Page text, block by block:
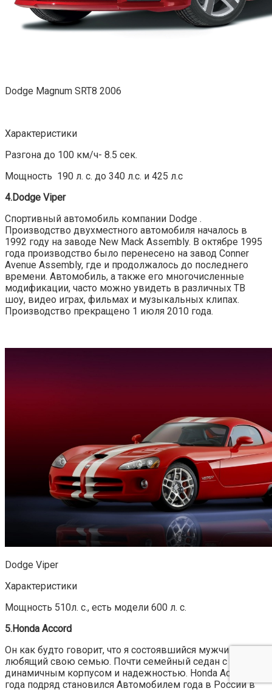
Dodge Magnum SRT8 2006
Характеристики
Разгона до 100 км/ч- 8.5 сек.
Мощность 190 л. с. до 340 л.с. и 425 л.с
4.Dodge Viper
Спортивный автомобиль компании Dodge .
Производство двухместного автомобиля началось в
1992 году на заводе New Mack Assembly. В октябре 1995
года производство было перенесено на завод Conner
Avenue Assembly, где и продолжалось до последнего
времени. Автомобиль, а также его многочисленные
модификации, часто можно увидеть в различных ТВ
шоу, видео играх, фильмах и музыкальных клипах.
Производство прекращено 1 июля 2010 года.
Dodge Viper
Характеристики
Мощность 510л. с., есть модели 600 л. с.
5.Honda Accord
Он как будто говорит, что я состоявшийся мужчина,
любящий свою семью. Почти семейный седан с
динамичным корпусом и надежностью. Honda Accord три
года подряд становился Автомобилем года в России в